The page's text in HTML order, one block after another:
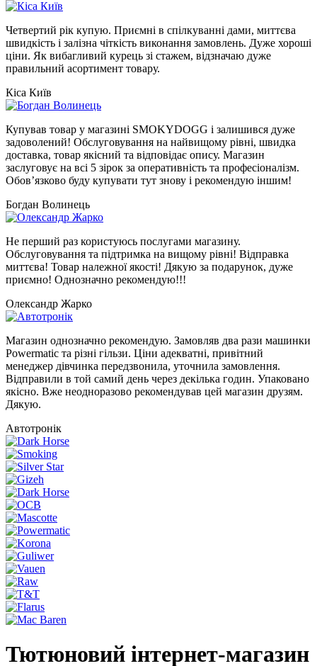
Четвертий рік купую. Приємні в спілкуванні дами, миттєва
швидкість і залізна чіткість виконання замовлень. Дуже хороші
ціни. Як вибагливий курець зі стажем, відзначаю дуже
правильний асортимент товару.
Кіса Київ
Купував товар у магазині SMOKYDOGG і залишився дуже
задоволений! Обслуговування на найвищому рівні, швидка
доставка, товар якісний та відповідає опису. Магазин
заслуговує на всі 5 зірок за оперативність та професіоналізм.
Обов’язково буду купувати тут знову і рекомендую іншим!
Богдан Волинець
Не перший раз користуюсь послугами магазину.
Обслуговування та підтримка на вищому рівні! Відправка
миттєва! Товар належної якості! Дякую за подарунок, дуже
приємно! Однозначно рекомендую!!!
Олександр Жарко
Магазин однозначно рекомендую. Замовляв два рази машинки
Powermatic та різні гільзи. Ціни адекватні, привітний
менеджер дівчинка передзвонила, уточнила замовлення.
Відправили в той самий день через декілька годин. Упаковано
якісно. Вже неодноразово рекомендував цей магазин друзям.
Дякую.
Автотронік
Тютюновий інтернет-магазин